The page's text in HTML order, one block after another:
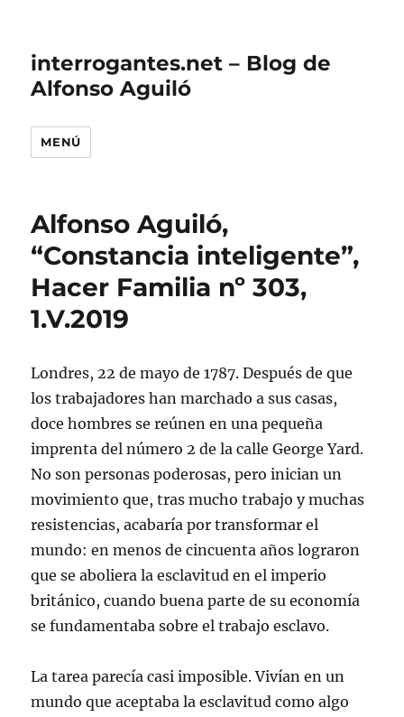
interrogantes.net – Blog de
Alfonso Aguiló
MENÚ
Alfonso Aguiló,
“Constancia inteligente”,
Hacer Familia nº 303,
1.V.2019
Londres, 22 de mayo de 1787. Después de que
los trabajadores han marchado a sus casas,
doce hombres se reúnen en una pequeña
imprenta del número 2 de la calle George Yard.
No son personas poderosas, pero inician un
movimiento que, tras mucho trabajo y muchas
resistencias, acabaría por transformar el
mundo: en menos de cincuenta años lograron
que se aboliera la esclavitud en el imperio
británico, cuando buena parte de su economía
se fundamentaba sobre el trabajo esclavo.
La tarea parecía casi imposible. Vivían en un
mundo que aceptaba la esclavitud como algo